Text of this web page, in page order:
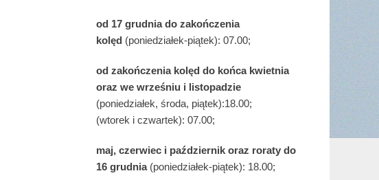
od 17 grudniado zakończenia
kolęd (poniedziałek-piątek): 07.00;
od zakończenia kolęd do końca kwietnia
oraz we wrześniu i listopadzie
(poniedziałek, środa, piątek):18.00;
(wtorek i czwartek): 07.00;
maj, czerwiec i październik oraz roraty do
16 grudnia (poniedziałek-piątek): 18.00;